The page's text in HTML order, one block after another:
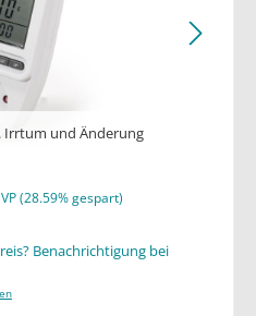
Irrtum und Änderung
(28.59% gespart)
Benachrichtigung bei